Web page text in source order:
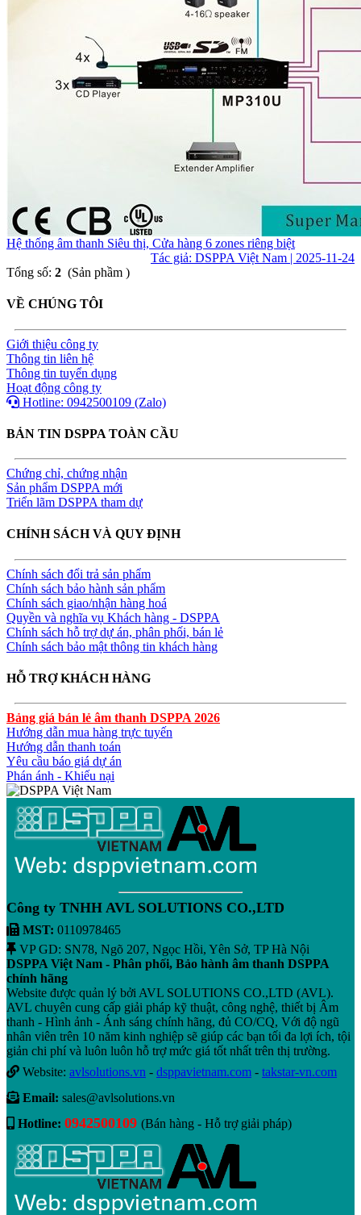
Hệ thống âm thanh Siêu thị, Cửa hàng 6 zones riêng biệt
Tác giả: DSPPA Việt Nam | 2025-11-24
Tổng số: 2 (Sản phầm )
VỀ CHÚNG TÔI
Giới thiệu công ty
Thông tin liên hệ
Thông tin tuyển dụng
Hoạt động công ty
Hotline: 0942500109 (Zalo)
BẢN TIN DSPPA TOÀN CẦU
Chứng chỉ, chứng nhận
Sản phẩm DSPPA mới
Triển lãm DSPPA tham dự
CHÍNH SÁCH VÀ QUY ĐỊNH
Chính sách đổi trả sản phẩm
Chính sách bảo hành sản phẩm
Chính sách giao/nhận hàng hoá
Quyền và nghĩa vụ Khách hàng - DSPPA
Chính sách hỗ trợ dự án, phân phối, bán lẻ
Chính sách bảo mật thông tin khách hàng
HỖ TRỢ KHÁCH HÀNG
Bảng giá bán lẻ âm thanh DSPPA 2026
Hướng dẫn mua hàng trực tuyến
Hướng dẫn thanh toán
Yêu cầu báo giá dự án
Phán ánh - Khiếu nại
Công ty TNHH AVL SOLUTIONS CO.,LTD
MST: 0110978465
VP GD: SN78, Ngõ 207, Ngọc Hồi, Yên Sở, TP Hà Nội
DSPPA Việt Nam - Phân phối, Bảo hành âm thanh DSPPA
chính hãng
Website được quản lý bởi AVL SOLUTIONS CO.,LTD (AVL).
AVL chuyên cung cấp giải pháp kỹ thuật, công nghệ, thiết bị Âm
thanh - Hình ảnh - Ánh sáng chính hãng, đủ CO/CQ, Với độ ngũ
nhân viên trên 10 năm kinh nghiệp sẽ giúp các bạn tối đa lợi ích, tội
giản chi phí và luôn luôn hỗ trợ mức giá tốt nhất trên thị trường.
Website: avlsolutions.vn - dsppavietnam.com - takstar-vn.com
Email: sales@avlsolutions.vn
Hotline: 0942500109 (Bán hàng - Hỗ trợ giải pháp)